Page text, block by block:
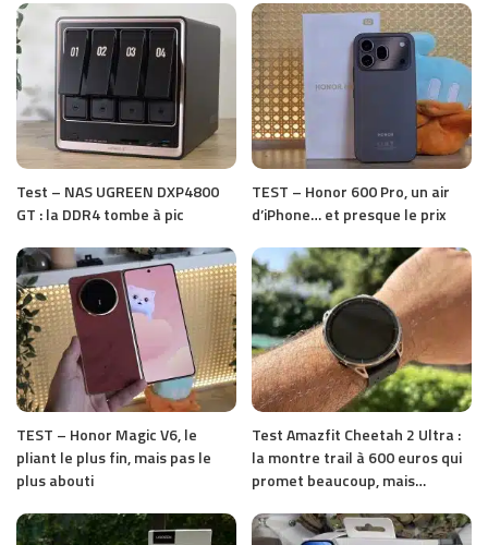
Test – NAS UGREEN DXP4800
GT : la DDR4 tombe à pic
TEST – Honor 600 Pro, un air
d’iPhone… et presque le prix
TEST – Honor Magic V6, le
pliant le plus fin, mais pas le
plus abouti
Test Amazfit Cheetah 2 Ultra :
la montre trail à 600 euros qui
promet beaucoup, mais…